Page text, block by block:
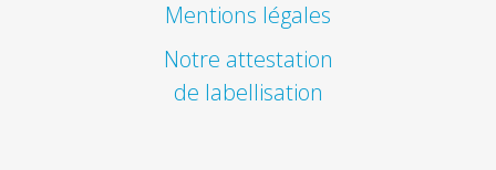
Mentions légales
Notre attestation
de labellisation